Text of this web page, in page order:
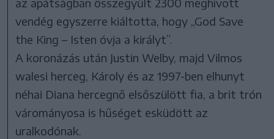
vendég egyszerre kiáltotta, hogy „God Save
the King – Isten óvja a királyt”.
A koronázás után Justin Welby, majd Vilmos
walesi herceg, Károly és az 1997-ben elhunyt
néhai Diana hercegnő elsőszülött fia, a brit trón
várományosa is hűséget esküdött az
uralkodónak.